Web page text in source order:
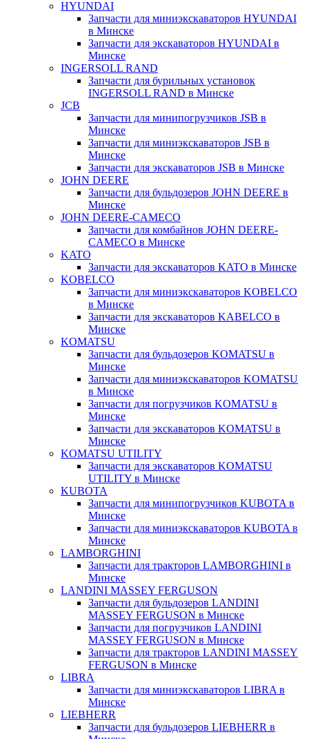
HYUNDAI
Запчасти для миниэкскаваторов HYUNDAI
в Минске
Запчасти для экскаваторов HYUNDAI в
Минске
INGERSOLL RAND
Запчасти для бурильных установок
INGERSOLL RAND в Минске
JCB
Запчасти для минипогрузчиков JSB в
Минске
Запчасти для миниэкскаваторов JSB в
Минске
Запчасти для экскаваторов JSB в Минске
JOHN DEERE
Запчасти для бульдозеров JOHN DEERE в
Минске
JOHN DEERE-CAMECO
Запчасти для комбайнов JOHN DEERE-
CAMECO в Минске
KATO
Запчасти для экскаваторов KATO в Минске
KOBELCO
Запчасти для миниэкскаваторов KOBELCO
в Минске
Запчасти для экскаваторов KABELCO в
Минске
KOMATSU
Запчасти для бульдозеров KOMATSU в
Минске
Запчасти для миниэкскаваторов KOMATSU
в Минске
Запчасти для погрузчиков KOMATSU в
Минске
Запчасти для экскаваторов KOMATSU в
Минске
KOMATSU UTILITY
Запчасти для экскаваторов KOMATSU
UTILITY в Минске
KUBOTA
Запчасти для минипогрузчиков KUBOTA в
Минске
Запчасти для миниэкскаваторов KUBOTA в
Минске
LAMBORGHINI
Запчасти для тракторов LAMBORGHINI в
Минске
LANDINI MASSEY FERGUSON
Запчасти для бульдозеров LANDINI
MASSEY FERGUSON в Минске
Запчасти для погрузчиков LANDINI
MASSEY FERGUSON в Минске
Запчасти для тракторов LANDINI MASSEY
FERGUSON в Минске
LIBRA
Запчасти для миниэкскаваторов LIBRA в
Минске
LIEBHERR
Запчасти для бульдозеров LIEBHERR в